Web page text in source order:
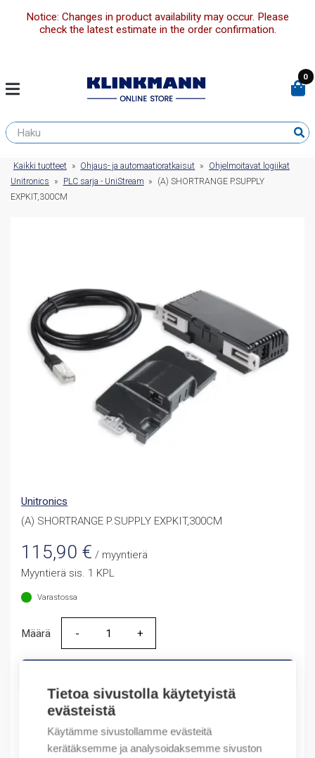
Tietoa sivustolla käytetyistä
evästeistä
Käytämme sivustollamme evästeitä
kerätäksemme ja analysoidaksemme sivuston
Notice: Changes in product availability may occur. Please
check the latest estimate in the order confirmation.
0
Kaikki tuotteet » Ohjaus- ja automaatioratkaisut »
Ohjelmoitavat logiikat
Unitronics
» PLC sarja - UniStream »
(A) SHORTRANGE P.SUPPLY
EXPKIT,300CM
Unitronics
(A) SHORTRANGE P.SUPPLY EXPKIT,300CM
115,90 € / myyntierä
Myyntierä sis. 1 KPL
Varastossa
Määrä
Määrä
Tuotekoodit